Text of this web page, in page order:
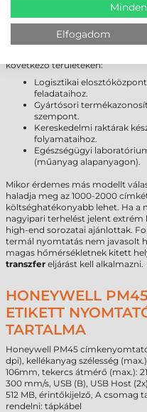
FELHASZNÁLÁSI
NEM EZ A
következő területeken:
Logisztikai
feladataihoz.
Gyártósori
szempont.
Kereskedelmi raktárak
folyamataihoz.
Egészségügyi
(műanyag alapanyagon).
Mikor érdemes más modellt
haladja meg az 1000-2000
költséghatékonyabb lehet. Ha a
nagyipari terhelést jelent
high-end sorozatai ajánlottak.
termál nyomtatás nem javasolt
magas hőmérsékletnek kitett
transzfer eljárást kell alkalmazni.
HONEYWELL
ETIKETT
TARTALMA
Honeywell PM45
dpi), kellékanyag szélesség
106mm, tekercs átmérő (max.):
300 mm/s, USB (B), USB Host
512 MB, érintőkijelző, A csomag
rendelni: tápkábel
Elfogadom